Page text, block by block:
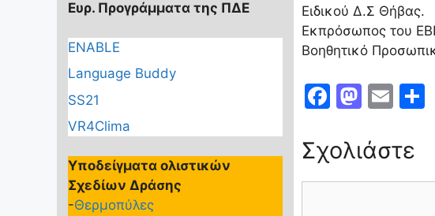
Ειδικού Δ.Σ Θήβας.
Εκπρόσωπος του
Βοηθητικό
F
c
M
st
E
ai
Σχολιάστε
Ευρ. Προγράμματα της ΠΔΕ
ENABLE
Language Buddy
SS21
VR4Clima
Υποδείγματα ολιστικών
Σχεδίων Δράσης
-Θερμοπύλες